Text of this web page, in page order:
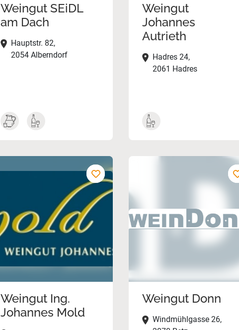
Weingut SEiDL
am Dach
Hauptstr. 82,
2054 Alberndorf
Weingut
Johannes
Autrieth
Hadres 24,
2061 Hadres
Weingut Ing.
Johannes Mold
Weingut Donn
Windmühlgasse 26,